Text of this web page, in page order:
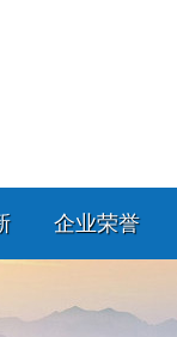
企业荣誉